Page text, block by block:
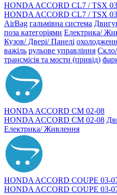
HONDA ACCORD CL7 / TSX
HONDA ACCORD CL7 / TSX
AirBag гальмівна система
поза категоріями Електрика/
Кузов/ Двері/ Панелі
важіль рульове управління
трансмісія та мости (привід)
HONDA ACCORD CM 02-08
HONDA ACCORD CM 02-08
Електрика/ Живлення
HONDA ACCORD COUPE 03-
HONDA ACCORD COUPE 03-